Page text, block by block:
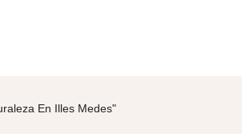
En Illes Medes"